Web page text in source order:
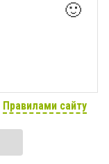
🙂
Правилами сайту